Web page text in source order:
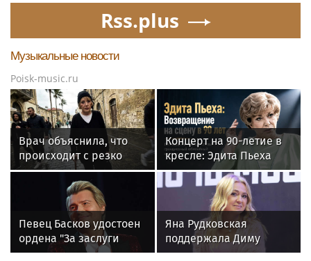
Rss.plus
Музыкальные новости
Poisk-music.ru
Врач объяснила, что
происходит с резко
похудевшей Пугачёвой:
"Вылечить уже нельзя"
Концерт на 90-летие в
кресле: Эдита Пьеха
планирует вернуться на
сцену
Певец Басков удостоен
ордена "За заслуги
перед Отечеством" IV
Яна Рудковская
поддержала Диму
Билана после скандала